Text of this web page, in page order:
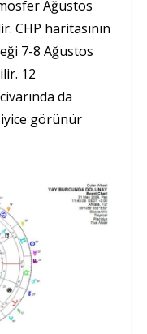
Ağustos
CHP haritasının
7-8 Ağustos
12
da
görünür